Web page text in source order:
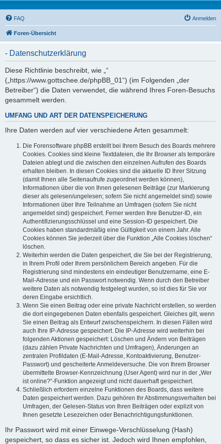
FAQ Anmelden
Foren-Übersicht
- Datenschutzerklärung
Diese Richtlinie beschreibt, wie „“
(„https://www.gottschee.de/phpBB_01“) (im Folgenden „der
Betreiber“) die Daten verwendet, die während Ihres Foren-Besuchs
gesammelt werden.
UMFANG UND ART DER DATENSPEICHERUNG
Ihre Daten werden auf vier verschiedene Arten gesammelt:
Die Forensoftware phpBB erstellt bei Ihrem Besuch des Boards mehrere
Cookies. Cookies sind kleine Textdateien, die Ihr Browser als temporäre
Dateien ablegt und die zwischen den einzelnen Aufrufen des Boards
erhalten bleiben. In diesen Cookies sind die aktuelle ID Ihrer Sitzung
(damit Ihnen alle Seitenaufrufe zugeordnet werden können),
Informationen über die von Ihnen gelesenen Beiträge (zur Markierung
dieser als gelesen/ungelesen; sofern Sie nicht angemeldet sind) sowie
Informationen über Ihre Teilnahme an Umfragen (sofern Sie nicht
angemeldet sind) gespeichert. Ferner werden Ihre Benutzer-ID, ein
Authentifizierungsschlüssel und eine Session-ID gespeichert. Die
Cookies haben standardmäßig eine Gültigkeit von einem Jahr. Alle
Cookies können Sie jederzeit über die Funktion „Alle Cookies löschen“
löschen.
Weiterhin werden die Daten gespeichert, die Sie bei der Registrierung,
in Ihrem Profil oder Ihrem persönlichem Bereich angeben. Für die
Registrierung sind mindestens ein eindeutiger Benutzername, eine E-
Mail-Adresse und ein Passwort notwendig. Wenn durch den Betreiber
weitere Daten als notwendig festgelegt wurden, so ist dies für Sie vor
deren Eingabe ersichtlich.
Wenn Sie einen Beitrag oder eine private Nachricht erstellen, so werden
die dort eingegebenen Daten ebenfalls gespeichert. Gleiches gilt, wenn
Sie einen Beitrag als Entwurf zwischenspeichern. In diesen Fällen wird
auch Ihre IP-Adresse gespeichert. Die IP-Adresse wird weiterhin bei
folgenden Aktionen gespeichert: Löschen und Ändern von Beiträgen
(dazu zählen Private Nachrichten und Umfragen), Änderungen an
zentralen Profildaten (E-Mail-Adresse, Kontoaktivierung, Benutzer-
Passwort) und gescheiterte Anmeldeversuche. Die von Ihrem Browser
übermittelte Browser-Kennzeichnung (User Agent) wird nur in der „Wer
ist online?“-Funktion angezeigt und nicht dauerhaft gespeichert.
Schließlich erfordern einzelne Funktionen des Boards, dass weitere
Daten gespeichert werden. Dazu gehören Ihr Abstimmungsverhalten bei
Umfragen, der Gelesen-Status von Ihren Beiträgen oder explizit von
Ihnen gesetzte Lesezeichen oder Benachrichtigungsfunktionen.
Ihr Passwort wird mit einer Einwege-Verschlüsselung (Hash)
gespeichert, so dass es sicher ist. Jedoch wird Ihnen empfohlen,